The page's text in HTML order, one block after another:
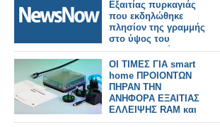
Εξαιτίας πυρκαγιάς
που εκδηλώθηκε
πλησίον της γραμμής
στο ύψος του
Ευαγγελισμού
διακόπηκε η
κυκλοφορία.
ΟΙ ΤΙΜΕΣ ΓΙΑ smart
home ΠΡΟΙΟΝΤΩΝ
ΠΗΡΑΝ ΤΗΝ
ΑΝΗΦΟΡΑ ΕΞΑΙΤΙΑΣ
ΕΛΛΕΙΨΗΣ RAM και
chip